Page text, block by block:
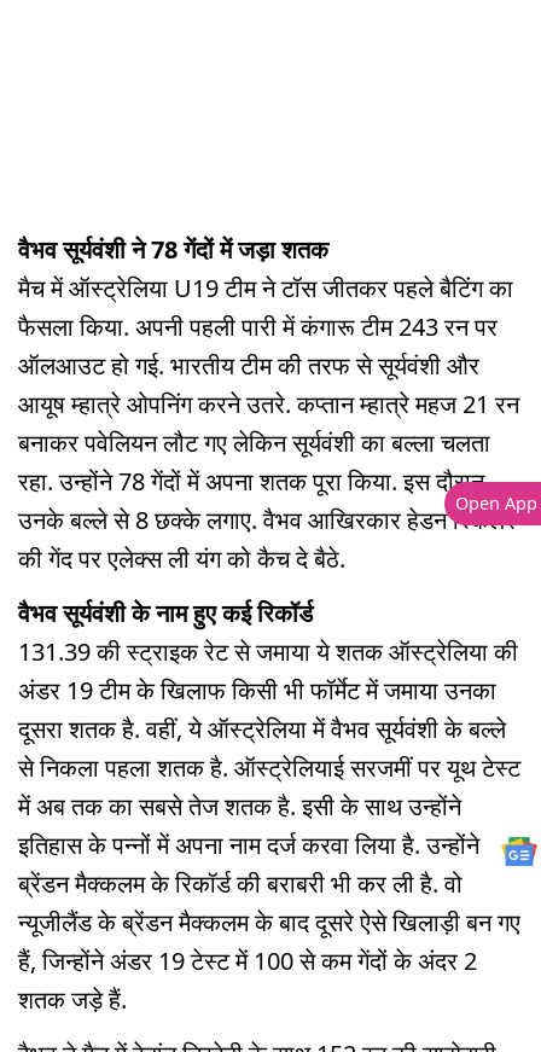
वैभव सूर्यवंशी ने 78 गेंदों में जड़ा शतक
मैच में ऑस्ट्रेलिया U19 टीम ने टॉस जीतकर पहले बैटिंग का
फैसला किया. अपनी पहली पारी में कंगारू टीम 243 रन पर
ऑलआउट हो गई. भारतीय टीम की तरफ से सूर्यवंशी और
आयूष म्हात्रे ओपनिंग करने उतरे. कप्तान म्हात्रे महज 21 रन
बनाकर पवेलियन लौट गए लेकिन सूर्यवंशी का बल्ला चलता
रहा. उन्होंने 78 गेंदों में अपना शतक पूरा किया. इस दौरान
उनके बल्ले से 8 छक्के लगाए. वैभव आखिरकार हेडन स्किलर
की गेंद पर एलेक्स ली यंग को कैच दे बैठे.
वैभव सूर्यवंशी के नाम हुए कई रिकॉर्ड
131.39 की स्ट्राइक रेट से जमाया ये शतक ऑस्ट्रेलिया की
अंडर 19 टीम के खिलाफ किसी भी फॉर्मेट में जमाया उनका
दूसरा शतक है. वहीं, ये ऑस्ट्रेलिया में वैभव सूर्यवंशी के बल्ले
से निकला पहला शतक है. ऑस्ट्रेलियाई सरजमीं पर यूथ टेस्ट
में अब तक का सबसे तेज शतक है. इसी के साथ उन्होंने
इतिहास के पन्नों में अपना नाम दर्ज करवा लिया है. उन्होंने
ब्रेंडन मैक्कलम के रिकॉर्ड की बराबरी भी कर ली है. वो
न्यूजीलैंड के ब्रेंडन मैक्कलम के बाद दूसरे ऐसे खिलाड़ी बन गए
हैं, जिन्होंने अंडर 19 टेस्ट में 100 से कम गेंदों के अंदर 2
शतक जड़े हैं.
Open App